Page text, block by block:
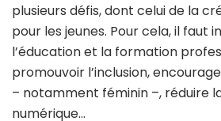
plusieurs défis, dont celui de la
pour les jeunes. Pour cela, il faut
l’éducation et la formation
promouvoir l’inclusion,
– notamment féminin –, réduire
numérique…